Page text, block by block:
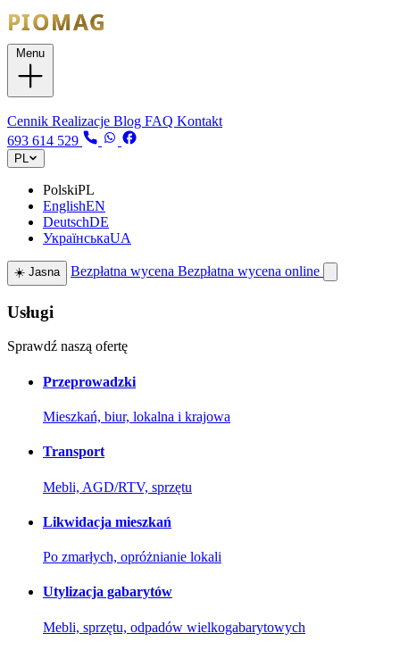
Cennik Realizacje Blog FAQ Kontakt
693 614 529
PL
PolskiPL
EnglishEN
DeutschDE
УкраїнськаUA
☀️ Jasna Bezpłatna wycena Bezpłatna wycena online
Usługi
Sprawdź naszą ofertę
Przeprowadzki
Mieszkań, biur, lokalna i krajowa
Transport
Mebli, AGD/RTV, sprzętu
Likwidacja mieszkań
Po zmarłych, opróżnianie lokali
Utylizacja gabarytów
Mebli, sprzętu, odpadów wielkogabarytowych